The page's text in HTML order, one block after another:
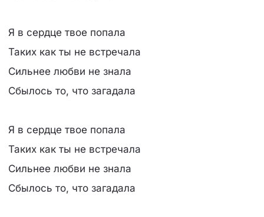
Я в сердце твое попала
Таких как ты не встречала
Сильнее любви не знала
Сбылось то, что загадала
Я в сердце твое попала
Таких как ты не встречала
Сильнее любви не знала
Сбылось то, что загадала